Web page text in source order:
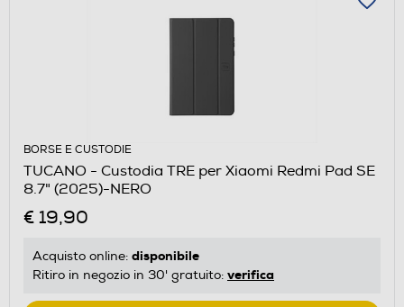
BORSE E CUSTODIE
TUCANO - Custodia TRE per Xiaomi Redmi Pad SE
8.7" (2025)-NERO
€ 19,90
Acquisto online: disponibile
Ritiro in negozio in 30' gratuito: verifica